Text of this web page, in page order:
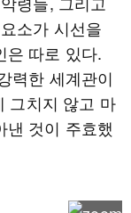
소가 시선을
은 따로 있다.
력한 세계관이
그치지 않고 마
낸 것이 주효했